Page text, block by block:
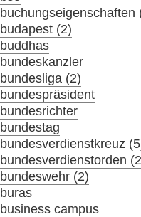
buchungseigenschaften
budapest (2)
buddhas
bundeskanzler
bundesliga (2)
bundespräsident
bundesrichter
bundestag
bundesverdienstkreuz
bundesverdienstorden
bundeswehr (2)
buras
business campus